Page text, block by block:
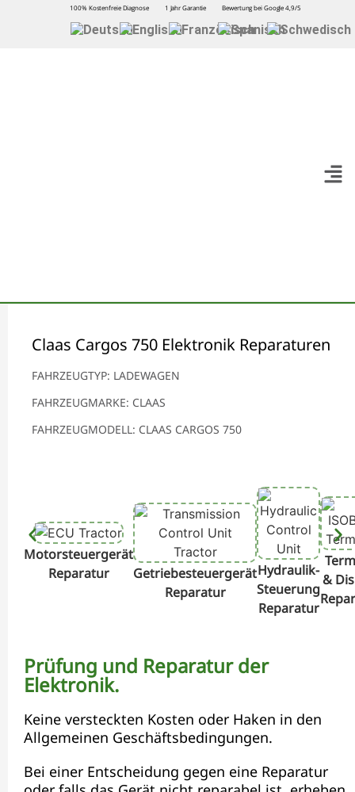
100% Kostenfreie Diagnose 1 Jahr Garantie Bewertung bei Google 4,9/5
Claas Cargos 750 Elektronik Reparaturen
FAHRZEUGTYP: LADEWAGEN
FAHRZEUGMARKE: CLAAS
FAHRZEUGMODELL: CLAAS CARGOS 750
Motorsteuergerät
Reparatur
Getriebesteuergerät
Reparatur
Hydraulik-
Steuerung
Reparatur
&
Prüfung und Reparatur der
Elektronik.
Keine versteckten Kosten oder Haken in den
Allgemeinen Geschäftsbedingungen.
Bei einer Entscheidung gegen eine Reparatur